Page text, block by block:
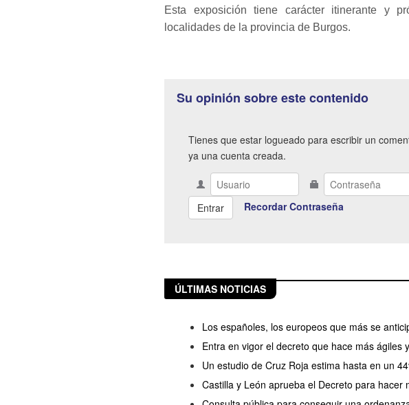
Esta exposición tiene carácter itinerante y
localidades de la provincia de Burgos.
Su opinión sobre este contenido
Tienes que estar logueado para escribir un
ya una cuenta creada.
Recordar Contraseña
ÚLTIMAS NOTICIAS
Los españoles, los europeos que más se
Entra en vigor el decreto que hace más
Un estudio de Cruz Roja estima hasta en un
Castilla y León aprueba el Decreto para